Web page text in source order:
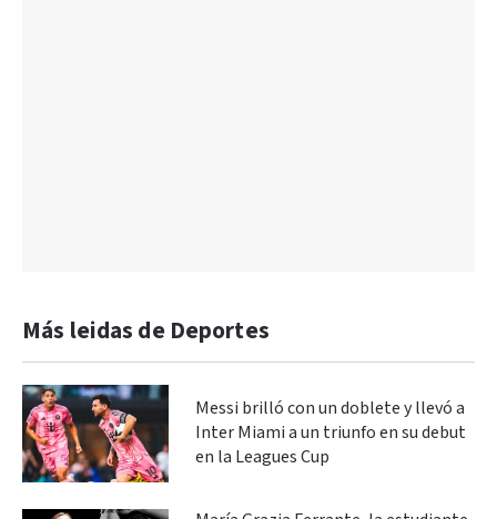
Más leidas de Deportes
Messi brilló con un doblete y llevó a
Inter Miami a un triunfo en su debut
en la Leagues Cup